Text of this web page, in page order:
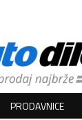
PRODAVNICE